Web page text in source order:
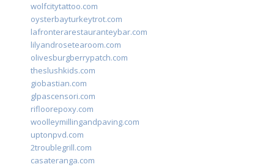
wolfcitytattoo.com
oysterbayturkeytrot.com
lafronterarestauranteybar.com
lilyandrosetearoom.com
olivesburgberrypatch.com
theslushkids.com
giobastian.com
glpascensori.com
rifloorepoxy.com
woolleymillingandpaving.com
uptonpvd.com
2troublegrill.com
casateranga.com